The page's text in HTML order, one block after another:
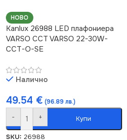
НОВО
Kanlux 26988 LED плафониера
VARSO CCT VARSO 22-30W-
CCT-O-SE
Налично
49.54 € (96.89 лв.)
- + Купи
SKU: 26988